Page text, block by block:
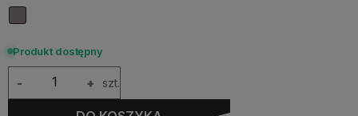
Produkt dostępny
+
- szt.